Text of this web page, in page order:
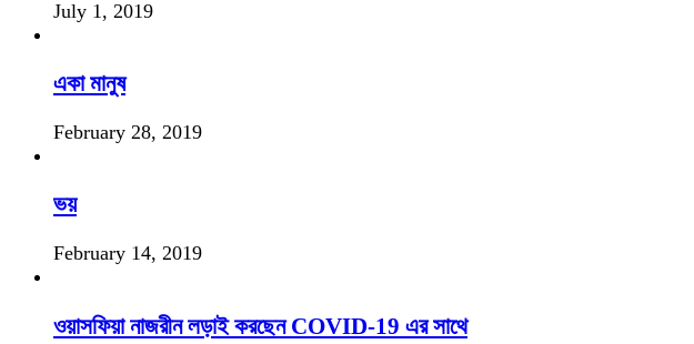
July 1, 2019
একা মানুষ
February 28, 2019
ভয়
February 14, 2019
ওয়াসফিয়া নাজরীন লড়াই করছেন COVID-19 এর সাথে